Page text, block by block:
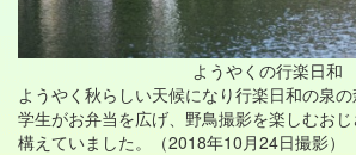
ようやくの行楽日和
ようやく秋らしい天候になり行楽日和の泉
学生がお弁当を広げ、野鳥撮影を楽しむお
構えていました。（2018年10月24日撮影）